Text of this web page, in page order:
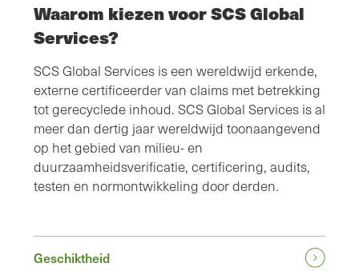
Waarom kiezen voor SCS Global
Services?
SCS Global Services is een wereldwijd erkende,
externe certificeerder van claims met betrekking
tot gerecyclede inhoud. SCS Global Services is al
meer dan dertig jaar wereldwijd toonaangevend
op het gebied van milieu- en
duurzaamheidsverificatie, certificering, audits,
testen en normontwikkeling door derden.
Geschiktheid